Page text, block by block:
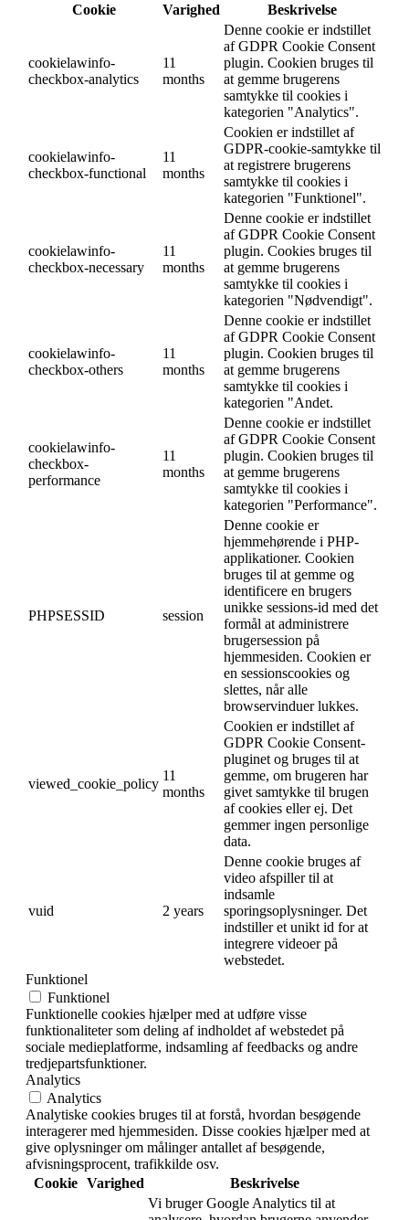
Cookie
Varighed Beskrivelse
cookielawinfo-
checkbox-analytics
11
months
Denne cookie er indstillet
af GDPR Cookie Consent
plugin. Cookien bruges til
at gemme brugerens
samtykke til cookies i
kategorien "Analytics".
cookielawinfo-
checkbox-functional
11
months
Cookien er indstillet af
GDPR-cookie-samtykke til
at registrere brugerens
samtykke til cookies i
kategorien "Funktionel".
cookielawinfo-
checkbox-necessary
11
months
Denne cookie er indstillet
af GDPR Cookie Consent
plugin. Cookies bruges til
at gemme brugerens
samtykke til cookies i
kategorien "Nødvendigt".
cookielawinfo-
checkbox-others
11
months
Denne cookie er indstillet
af GDPR Cookie Consent
plugin. Cookien bruges til
at gemme brugerens
samtykke til cookies i
kategorien "Andet.
cookielawinfo-
checkbox-
performance
11
months
Denne cookie er indstillet
af GDPR Cookie Consent
plugin. Cookien bruges til
at gemme brugerens
samtykke til cookies i
kategorien "Performance".
PHPSESSID session
Denne cookie er
hjemmehørende i PHP-
applikationer. Cookien
bruges til at gemme og
identificere en brugers
unikke sessions-id med det
formål at administrere
brugersession på
hjemmesiden. Cookien er
en sessionscookies og
slettes, når alle
browservinduer lukkes.
viewed_cookie_policy
11
months
Cookien er indstillet af
GDPR Cookie Consent-
pluginet og bruges til at
gemme, om brugeren har
givet samtykke til brugen
af cookies eller ej. Det
gemmer ingen personlige
data.
vuid 2 years
Denne cookie bruges af
video afspiller til at
indsamle
sporingsoplysninger. Det
indstiller et unikt id for at
integrere videoer på
webstedet.
Funktionel
Funktionel
Funktionelle cookies hjælper med at udføre visse
funktionaliteter som deling af indholdet af webstedet på
sociale medieplatforme, indsamling af feedbacks og andre
tredjepartsfunktioner.
Analytics
Analytics
Analytiske cookies bruges til at forstå, hvordan besøgende
interagerer med hjemmesiden. Disse cookies hjælper med at
give oplysninger om målinger antallet af besøgende,
afvisningsprocent, trafikkilde osv.
Cookie Varighed
Beskrivelse
Vi bruger Google Analytics til at